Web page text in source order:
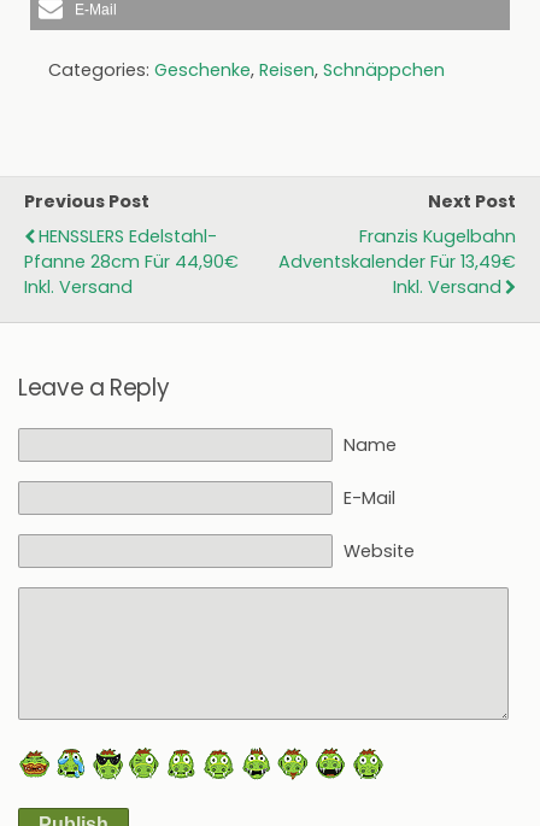
E-Mail
Categories: Geschenke, Reisen, Schnäppchen
Previous Post
HENSSLERS Edelstahl-
Pfanne 28cm Für 44,90€
Inkl. Versand
Next Post
Franzis Kugelbahn
Adventskalender Für 13,49€
Inkl. Versand
Leave a Reply
Name
E-Mail
Website